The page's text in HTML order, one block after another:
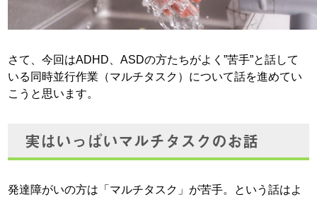
さて、今回はADHD、ASDの方たちがよく”苦手”と話して
いる同時並行作業（マルチタスク）について話を進めてい
こうと思います。
実はいっぱいマルチタスクのお話
発達障がいの方は「マルチタスク」が苦手。という話はよ